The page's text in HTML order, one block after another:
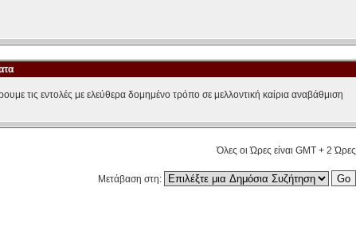
τις εντολές με ελεύθερα δομημένο τρόπο σε μελλοντική καίρια αναβάθμιση
Όλες οι Ώρες είναι GMT + 2 Ώρες
Μετάβαση στη: